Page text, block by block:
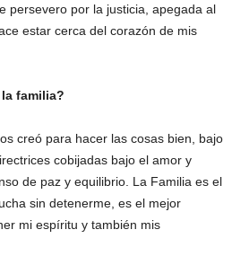
persevero por la justicia, apegada al
estar cerca del corazón de mis
familia?
creó para hacer las cosas bien, bajo
cobijadas bajo el amor y
de paz y equilibrio. La Familia es el
sin detenerme, es el mejor
mi espíritu y también mis